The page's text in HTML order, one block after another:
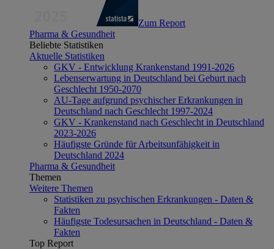
Zum Report
Pharma & Gesundheit
Beliebte Statistiken
Aktuelle Statistiken
GKV - Entwicklung Krankenstand 1991-2026
Lebenserwartung in Deutschland bei Geburt nach
Geschlecht 1950-2070
AU-Tage aufgrund psychischer Erkrankungen in
Deutschland nach Geschlecht 1997-2024
GKV - Krankenstand nach Geschlecht in Deutschland
2023-2026
Häufigste Gründe für Arbeitsunfähigkeit in
Deutschland 2024
Pharma & Gesundheit
Themen
Weitere Themen
Statistiken zu psychischen Erkrankungen - Daten &
Fakten
Häufigste Todesursachen in Deutschland - Daten &
Fakten
Top Report